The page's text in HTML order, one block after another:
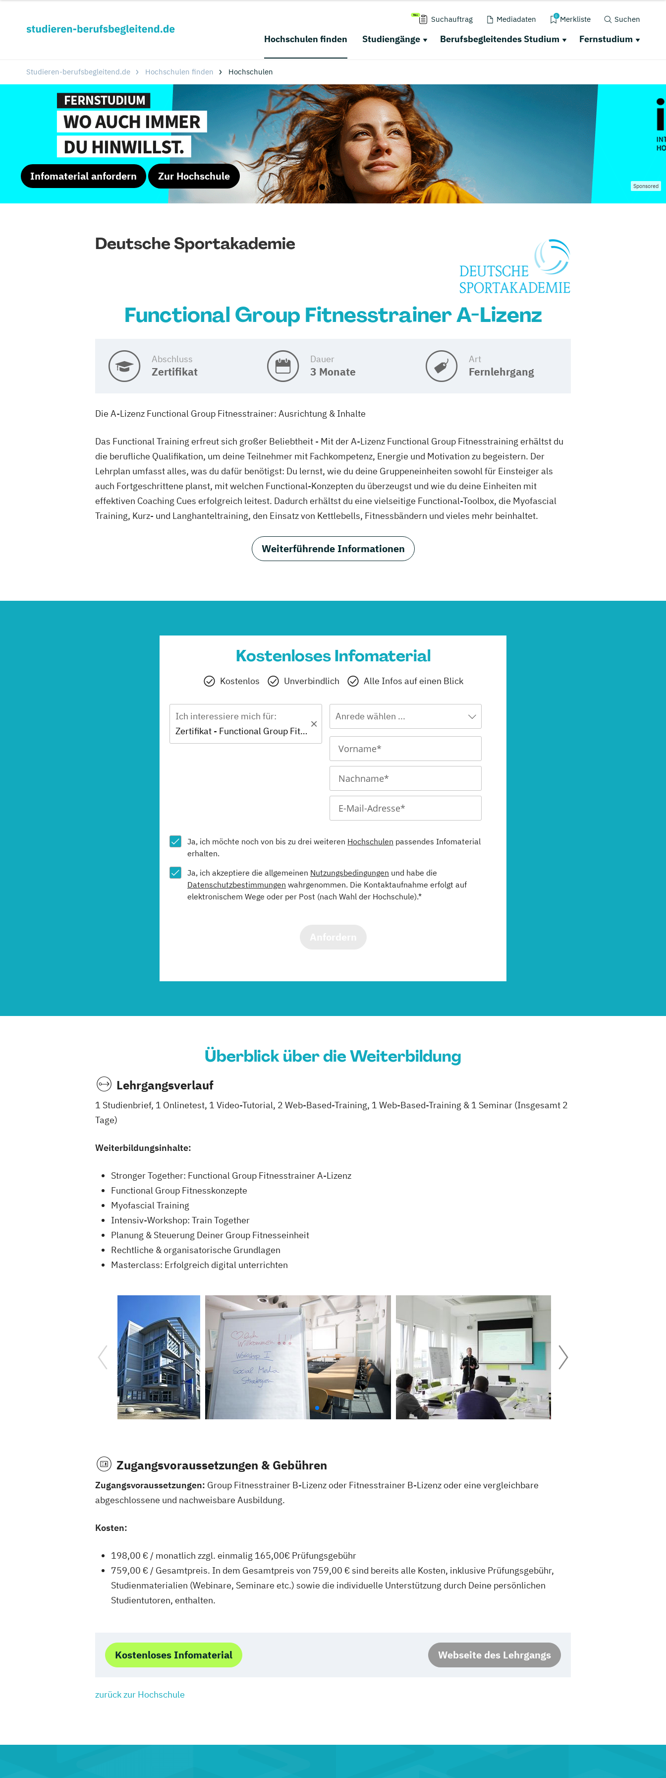
Suchauftrag Mediadaten 0 Merkliste Suchen
Hochschulen finden Studiengänge Berufsbegleitendes Studium Fernstudium
Studieren-berufsbegleitend.de Hochschulen finden Hochschulen
Infomaterial anfordern Zur Hochschule
Sponsored
Deutsche Sportakademie
Functional Group Fitnesstrainer A-Lizenz
Abschluss
Zertifikat
Dauer
3 Monate
Art
Fernlehrgang
Die A-Lizenz Functional Group Fitnesstrainer: Ausrichtung & Inhalte
Das Functional Training erfreut sich großer Beliebtheit - Mit der A-Lizenz Functional Group Fitnesstraining erhältst du
die berufliche Qualifikation, um deine Teilnehmer mit Fachkompetenz, Energie und Motivation zu begeistern. Der
Lehrplan umfasst alles, was du dafür benötigst: Du lernst, wie du deine Gruppeneinheiten sowohl für Einsteiger als
auch Fortgeschrittene planst, mit welchen Functional-Konzepten du überzeugst und wie du deine Einheiten mit
effektiven Coaching Cues erfolgreich leitest. Dadurch erhältst du eine vielseitige Functional-Toolbox, die Myofascial
Training, Kurz- und Langhanteltraining, den Einsatz von Kettlebells, Fitnessbändern und vieles mehr beinhaltet.
Weiterführende Informationen
Kostenloses Infomaterial
Kostenlos Unverbindlich Alle Infos auf einen Blick
Ich interessiere mich für:
Zertifikat - Functional Group Fitnesstrainer A-Lizenz
Anrede wählen ...
Ja, ich möchte noch von bis zu drei weiteren Hochschulen passendes Infomaterial
erhalten.
Ja, ich akzeptiere die allgemeinen Nutzungsbedingungen und habe die
Datenschutzbestimmungen wahrgenommen. Die Kontaktaufnahme erfolgt auf
elektronischem Wege oder per Post (nach Wahl der Hochschule).*
Überblick über die Weiterbildung
Lehrgangsverlauf
1 Studienbrief, 1 Onlinetest, 1 Video-Tutorial, 2 Web-Based-Training, 1 Web-Based-Training & 1 Seminar (Insgesamt 2
Tage)
Weiterbildungsinhalte:
Stronger Together: Functional Group Fitnesstrainer A-Lizenz
Functional Group Fitnesskonzepte
Myofascial Training
Intensiv-Workshop: Train Together
Planung & Steuerung Deiner Group Fitnesseinheit
Rechtliche & organisatorische Grundlagen
Masterclass: Erfolgreich digital unterrichten
Zugangsvoraussetzungen & Gebühren
Zugangsvoraussetzungen: Group Fitnesstrainer B-Lizenz oder Fitnesstrainer B-Lizenz oder eine vergleichbare
abgeschlossene und nachweisbare Ausbildung.
Kosten:
198,00 € / monatlich zzgl. einmalig 165,00€ Prüfungsgebühr
759,00 € / Gesamtpreis. In dem Gesamtpreis von 759,00 € sind bereits alle Kosten, inklusive Prüfungsgebühr,
Studienmaterialien (Webinare, Seminare etc.) sowie die individuelle Unterstützung durch Deine persönlichen
Studientutoren, enthalten.
Kostenloses Infomaterial Webseite des Lehrgangs
zurück zur Hochschule